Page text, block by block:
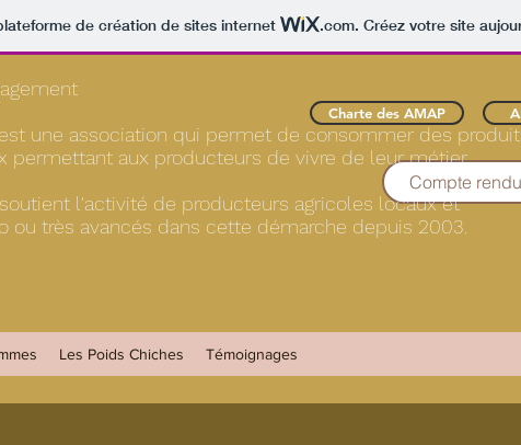
de création de sites internet .com. Créez votre site
Charte des AMAP
Compte
est une association qui permet de consommer des
permettant aux producteurs de vivre de leur métier.
soutient l'activité de producteurs agricoles locaux et
ou très avancés dans cette démarche depuis 2003.
Les Poids Chiches Témoignages